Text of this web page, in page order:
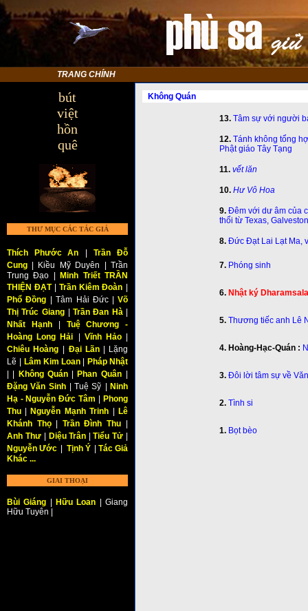
TRANG CHÍNH
bút
việt
hồn
quê
THƯ MỤC CÁC TÁC GIẢ
Thích Phước An
Trần Đỗ
Cung | Kiều Mỹ Duyên
| Trần
Trung Đạo |
Minh Triết TRẦN
THIỆN ĐẠT
|Trần Kiêm Đoàn
Phổ Đồng
| Tâm Hải Đức |Võ
Thị Trúc Giang
|Trần Đan Hà|
Nhất Hạnh
Tuệ Chương -
Hoàng Long Hải
Vĩnh Hảo|
Chiêu Hoàng
Đại Lãn| Lặng
Lẽ
Lâm Kim Loan
Pháp Nhật
Không Quán| Phan Quân
Đặng Văn Sinh
| Tuệ Sỹ
Ninh
Hạ - Nguyễn Đức Tâm
Phong
Thu
Nguyễn Mạnh Trinh
Lê
Khánh Thọ| Trần Đình Thu
Anh Thư
Diệu Trân Tiểu Tử
Nguyễn Ước
Tịnh Ý
Tác Giả
Khác ...
GIAI THOẠI
Bùi Giáng Hữu Loan | Giang
Hữu Tuyên |
Không Quán
13. Tâm sự với người
12. Tánh không tổng
Phật giáo Tây Tạng
11. vết lăn
10. Hư Vô Hoa
9. Đêm với dư âm của
thổi từ Texas,
8. Đức Đạt Lai Lạt Ma,
7. Phóng sinh
6. Nhật ký
5. Thương tiếc anh Lê
4. Hoàng-Hạc-Quán :
3. Đôi lời tâm sự về
2. Tình si
1. Bọt bèo